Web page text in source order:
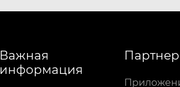
Важная
информация